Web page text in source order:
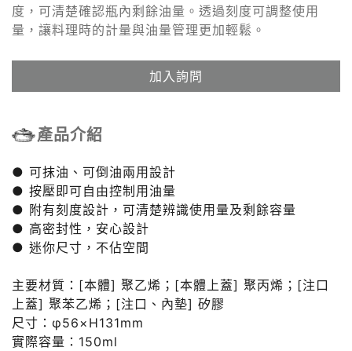
度，可清楚確認瓶內剩餘油量。透過刻度可調整使用
量，讓料理時的計量與油量管理更加輕鬆。
加入詢問
產品介紹
● 可抹油、可倒油兩用設計
● 按壓即可自由控制用油量
● 附有刻度設計，可清楚辨識使用量及剩餘容量
● 高密封性，安心設計
● 迷你尺寸，不佔空間
主要材質：[本體] 聚乙烯；[本體上蓋] 聚丙烯；[注口
上蓋] 聚苯乙烯；[注口、內墊] 矽膠
尺寸：φ56×H131mm
實際容量：150ml